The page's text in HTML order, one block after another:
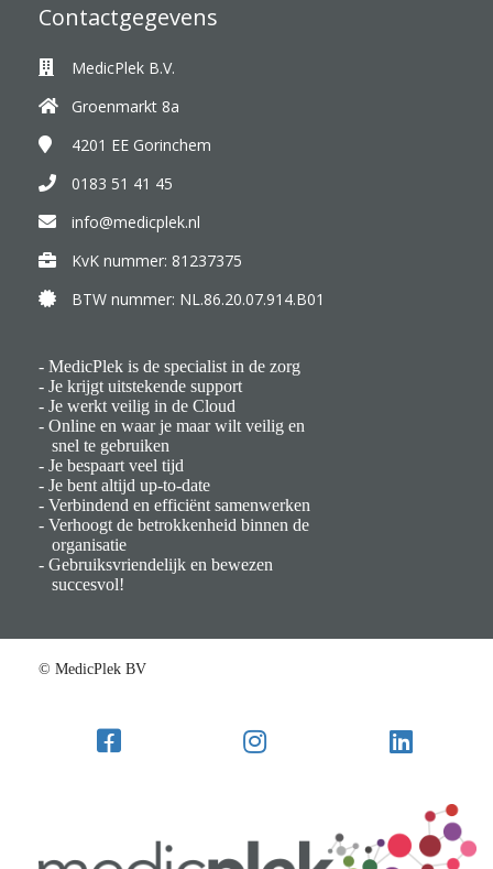
Contactgegevens
MedicPlek B.V.
Groenmarkt 8a
4201 EE Gorinchem
0183 51 41 45
info@medicplek.nl
KvK nummer: 81237375
BTW nummer: NL.86.20.07.914.B01
- MedicPlek is de specialist in de zorg
- Je krijgt uitstekende support
- Je werkt veilig in de Cloud
- Online en waar je maar wilt veilig en
snel te gebruiken
- Je bespaart veel tijd
- Je bent altijd up-to-date
- Verbindend en efficiënt samenwerken
- Verhoogt de betrokkenheid binnen de
organisatie
- Gebruiksvriendelijk en bewezen
succesvol!
© MedicPlek BV